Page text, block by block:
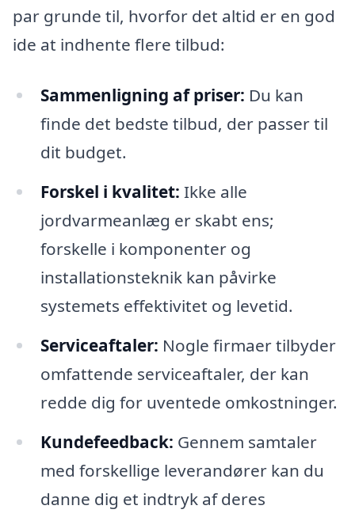
par grunde til, hvorfor det altid er en god
ide at indhente flere tilbud:
Sammenligning af priser: Du kan
finde det bedste tilbud, der passer til
dit budget.
Forskel i kvalitet: Ikke alle
jordvarmeanlæg er skabt ens;
forskelle i komponenter og
installationsteknik kan påvirke
systemets effektivitet og levetid.
Serviceaftaler: Nogle firmaer tilbyder
omfattende serviceaftaler, der kan
redde dig for uventede omkostninger.
Kundefeedback: Gennem samtaler
med forskellige leverandører kan du
danne dig et indtryk af deres